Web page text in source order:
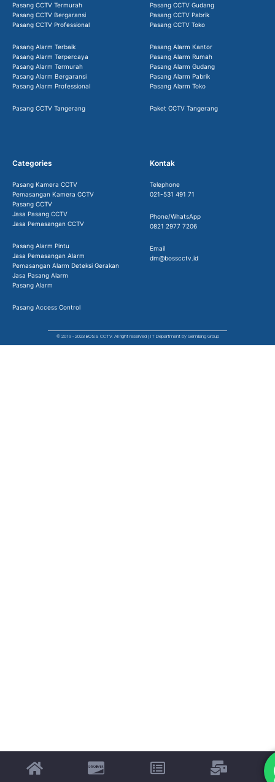
Pasang CCTV Termurah
Pasang CCTV Bergaransi
Pasang CCTV Professional
Pasang Alarm Terbaik
Pasang Alarm Terpercaya
Pasang Alarm Termurah
Pasang Alarm Bergaransi
Pasang Alarm Professional
Pasang CCTV Tangerang
Pasang CCTV Gudang
Pasang CCTV Pabrik
Pasang CCTV Toko
Pasang Alarm Kantor
Pasang Alarm Rumah
Pasang Alarm Gudang
Pasang Alarm Pabrik
Pasang Alarm Toko
Paket CCTV Tangerang
Categories
Pasang Kamera CCTV
Pemasangan Kamera CCTV
Pasang CCTV
Jasa Pasang CCTV
Jasa Pemasangan CCTV
Pasang Alarm Pintu
Jasa Pemasangan Alarm
Pemasangan Alarm Deteksi Gerakan
Jasa Pasang Alarm
Pasang Alarm
Pasang Access Control
Kontak
Telephone
021-531 491 71
Phone/WhatsApp
0821 2977 7206
Email
dm@bosscctv.id
© 2019 - 2023 BOSS CCTV. All right reserved | IT Department by Gemilang Group